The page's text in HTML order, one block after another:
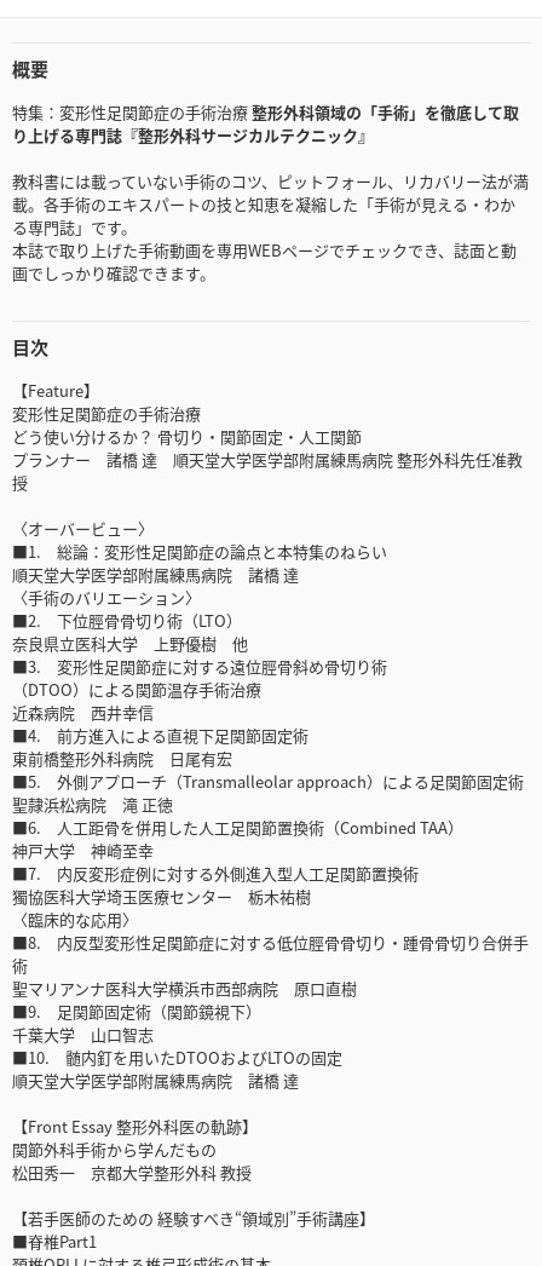
概要
特集：変形性足関節症の手術治療整形外科領域の「手術」を徹底して取
り上げる専門誌『整形外科サージカルテクニック』
教科書には載っていない手術のコツ、ピットフォール、リカバリー法が満
載。各手術のエキスパートの技と知恵を凝縮した「手術が見える・わか
る専門誌」です。
本誌で取り上げた手術動画を専用WEBページでチェックでき、誌面と動
画でしっかり確認できます。
目次
【Feature】
変形性足関節症の手術治療
どう使い分けるか？ 骨切り・関節固定・人工関節
プランナー 諸橋 達 順天堂大学医学部附属練馬病院 整形外科先任准教
授
〈オーバービュー〉
■1. 総論：変形性足関節症の論点と本特集のねらい
順天堂大学医学部附属練馬病院 諸橋 達
〈手術のバリエーション〉
■2. 下位脛骨骨切り術（LTO）
奈良県立医科大学 上野優樹 他
■3. 変形性足関節症に対する遠位脛骨斜め骨切り術
（DTOO）による関節温存手術治療
近森病院 西井幸信
■4. 前方進入による直視下足関節固定術
東前橋整形外科病院 日尾有宏
■5. 外側アプローチ（Transmalleolar approach）による足関節固定術
聖隷浜松病院 滝 正徳
■6. 人工距骨を併用した人工足関節置換術（Combined TAA）
神戸大学 神崎至幸
■7. 内反変形症例に対する外側進入型人工足関節置換術
獨協医科大学埼玉医療センター 栃木祐樹
〈臨床的な応用〉
■8. 内反型変形性足関節症に対する低位脛骨骨切り・踵骨骨切り合併手
術
聖マリアンナ医科大学横浜市西部病院 原口直樹
■9. 足関節固定術（関節鏡視下）
千葉大学 山口智志
■10. 髄内釘を用いたDTOOおよびLTOの固定
順天堂大学医学部附属練馬病院 諸橋 達
【Front Essay 整形外科医の軌跡】
関節外科手術から学んだもの
松田秀一 京都大学整形外科 教授
【若手医師のための 経験すべき“領域別”手術講座】
■脊椎Part1